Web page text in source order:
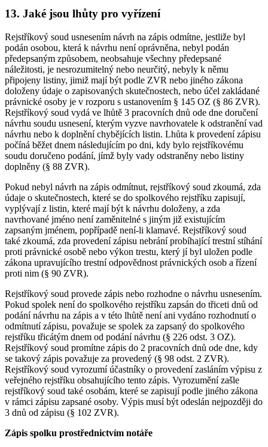
13. Jaké jsou lhůty pro vyřízení
Rejstříkový soud usnesením návrh na zápis odmítne, jestliže byl
podán osobou, která k návrhu není oprávněna, nebyl podán
předepsaným způsobem, neobsahuje všechny předepsané
náležitosti, je nesrozumitelný nebo neurčitý, nebyly k němu
připojeny listiny, jimiž mají být podle ZVR nebo jiného zákona
doloženy údaje o zapisovaných skutečnostech, nebo účel zakládané
právnické osoby je v rozporu s ustanovením § 145 OZ (§ 86 ZVR).
Rejstříkový soud vydá ve lhůtě 3 pracovních dnů ode dne doručení
návrhu soudu usnesení, kterým vyzve navrhovatele k odstranění vad
návrhu nebo k doplnění chybějících listin. Lhůta k provedení zápisu
počíná běžet dnem následujícím po dni, kdy bylo rejstříkovému
soudu doručeno podání, jímž byly vady odstraněny nebo listiny
doplněny (§ 88 ZVR).
Pokud nebyl návrh na zápis odmítnut, rejstříkový soud zkoumá, zda
údaje o skutečnostech, které se do spolkového rejstříku zapisují,
vyplývají z listin, které mají být k návrhu doloženy, a zda
navrhované jméno není zaměnitelné s jiným již existujícím
zapsaným jménem, popřípadě není-li klamavé. Rejstříkový soud
také zkoumá, zda provedení zápisu nebrání probíhající trestní stíhání
proti právnické osobě nebo výkon trestu, který jí byl uložen podle
zákona upravujícího trestní odpovědnost právnických osob a řízení
proti nim (§ 90 ZVR).
Rejstříkový soud provede zápis nebo rozhodne o návrhu usnesením.
Pokud spolek není do spolkového rejstříku zapsán do třiceti dnů od
podání návrhu na zápis a v této lhůtě není ani vydáno rozhodnutí o
odmítnutí zápisu, považuje se spolek za zapsaný do spolkového
rejstříku třicátým dnem od podání návrhu (§ 226 odst. 3 OZ).
Rejstříkový soud promítne zápis do 2 pracovních dnů ode dne, kdy
se takový zápis považuje za provedený (§ 98 odst. 2 ZVR).
Rejstříkový soud vyrozumí účastníky o provedení zasláním výpisu z
veřejného rejstříku obsahujícího tento zápis. Vyrozumění zašle
rejstříkový soud také osobám, které se zapisují podle jiného zákona
v rámci zápisu zapsané osoby. Výpis musí být odeslán nejpozději do
3 dnů od zápisu (§ 102 ZVR).
Zápis spolku prostřednictvím notáře